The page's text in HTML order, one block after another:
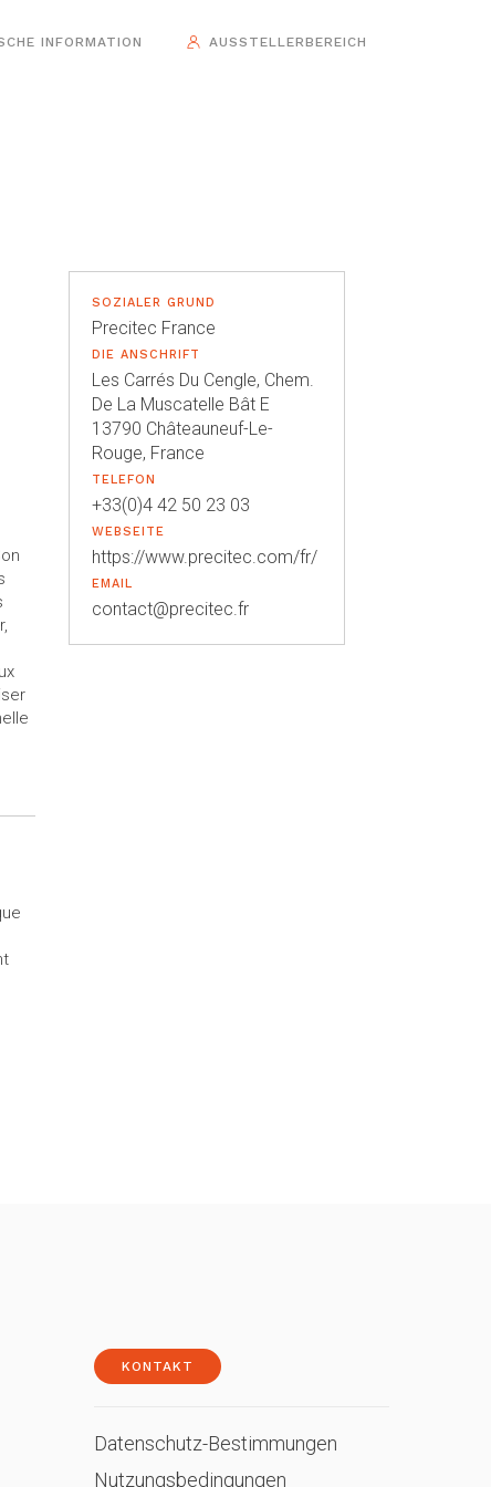
INFORMATION AUSSTELLERBEREICH
SOZIALER GRUND
Precitec France
DIE ANSCHRIFT
Les Carrés Du Cengle, Chem.
De La Muscatelle Bât E
13790 Châteauneuf-Le-
Rouge, France
TELEFON
+33(0)4 42 50 23 03
WEBSEITE
https://www.precitec.com/fr/
EMAIL
contact@precitec.fr
KONTAKT
Datenschutz-Bestimmungen
Nutzungsbedingungen